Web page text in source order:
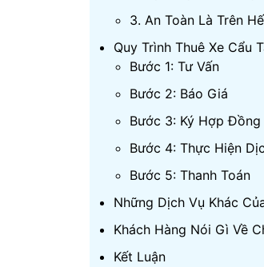
3. An Toàn Là Trên
Quy Trình Thuê Xe Cẩu
Bước 1: Tư Vấn
Bước 2: Báo Giá
Bước 3: Ký Hợp Đồng
Bước 4: Thực Hiện
Bước 5: Thanh Toán
Những Dịch Vụ Khác
Khách Hàng Nói Gì Về
Kết Luận